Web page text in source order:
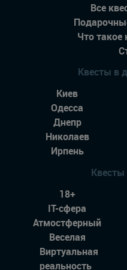
Все
Что такое
Квесты в
Киев
Одесса
Днепр
Николаев
Ирпень
18+
IT-сфера
Атмостферный
Веселая
Виртуальная
реальность